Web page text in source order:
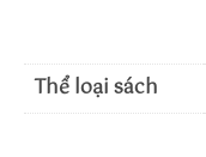
.c
o
m
Thể loại sách